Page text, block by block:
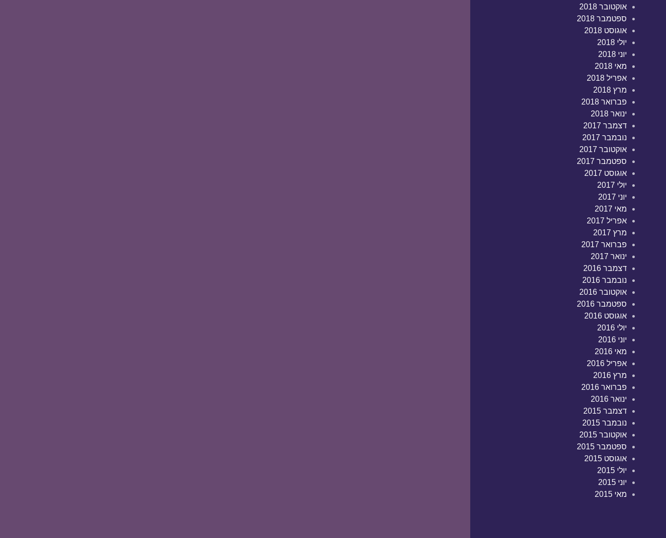
אוקטובר 2018
ספטמבר 2018
אוגוסט 2018
יולי 2018
יוני 2018
מאי 2018
אפריל 2018
מרץ 2018
פברואר 2018
ינואר 2018
דצמבר 2017
נובמבר 2017
אוקטובר 2017
ספטמבר 2017
אוגוסט 2017
יולי 2017
יוני 2017
מאי 2017
אפריל 2017
מרץ 2017
פברואר 2017
ינואר 2017
דצמבר 2016
נובמבר 2016
אוקטובר 2016
ספטמבר 2016
אוגוסט 2016
יולי 2016
יוני 2016
מאי 2016
אפריל 2016
מרץ 2016
פברואר 2016
ינואר 2016
דצמבר 2015
נובמבר 2015
אוקטובר 2015
ספטמבר 2015
אוגוסט 2015
יולי 2015
יוני 2015
מאי 2015